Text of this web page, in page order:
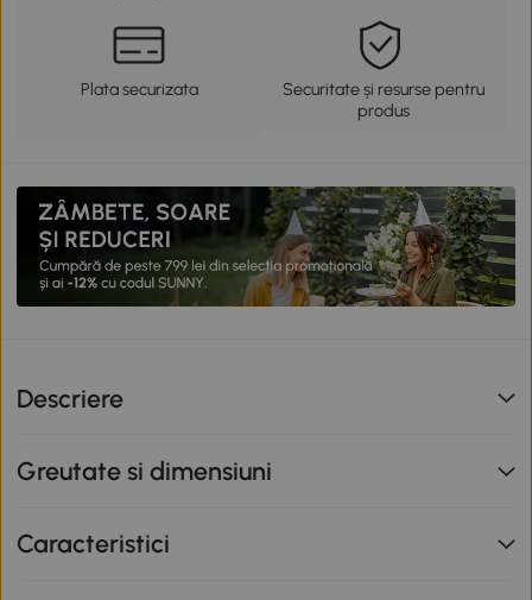
Plata securizata
Securitate și resurse pentru
produs
Descriere
Greutate si dimensiuni
Caracteristici